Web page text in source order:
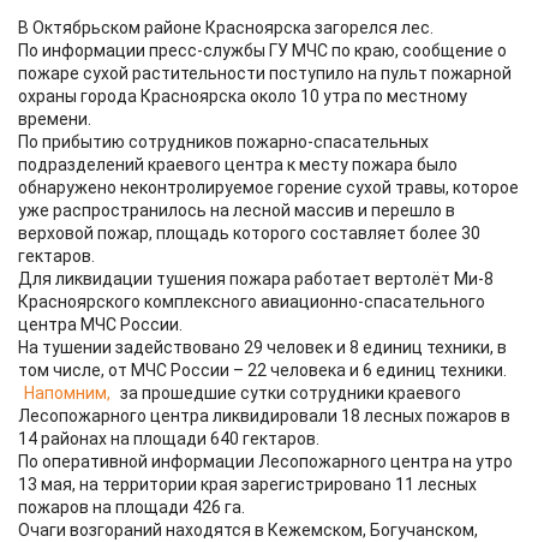
В Октябрьском районе Красноярска загорелся лес.
По информации пресс-службы ГУ МЧС по краю, сообщение о
пожаре сухой растительности поступило на пульт пожарной
охраны города Красноярска около 10 утра по местному
времени.
По прибытию сотрудников пожарно-спасательных
подразделений краевого центра к месту пожара было
обнаружено неконтролируемое горение сухой травы, которое
уже распространилось на лесной массив и перешло в
верховой пожар, площадь которого составляет более 30
гектаров.
Для ликвидации тушения пожара работает вертолёт Ми-8
Красноярского комплексного авиационно-спасательного
центра МЧС России.
На тушении задействовано 29 человек и 8 единиц техники, в
том числе, от МЧС России – 22 человека и 6 единиц техники.
Напомним, за прошедшие сутки сотрудники краевого
Лесопожарного центра ликвидировали 18 лесных пожаров в
14 районах на площади 640 гектаров.
По оперативной информации Лесопожарного центра на утро
13 мая, на территории края зарегистрировано 11 лесных
пожаров на площади 426 га.
Очаги возгораний находятся в Кежемском, Богучанском,